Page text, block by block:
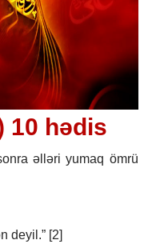
10 hәdis
әllәri yumаq ömrü
dеyil.” [2]